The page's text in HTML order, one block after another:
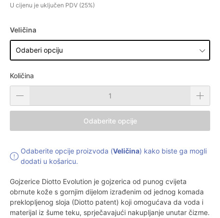
U cijenu je uključen PDV (25%)
Veličina
Količina
Odaberite opcije
Odaberite opcije proizvoda (Veličina) kako biste ga mogli
dodati u košaricu.
Gojzerice Diotto Evolution je gojzerica od punog cvijeta
obrnute kože s gornjim dijelom izrađenim od jednog komada
preklopljenog sloja (Diotto patent) koji omogućava da voda i
materijal iz šume teku, sprječavajući nakupljanje unutar čizme.